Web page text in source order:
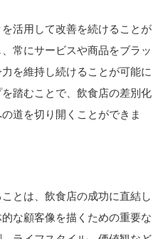
活用して改善を続けることが
常にサービスや商品をブラッ
を維持し続けることが可能に
踏むことで、飲食店の差別化
道を切り開くことができま
とは、飲食店の成功に直結し
な顧客像を描くための重要な